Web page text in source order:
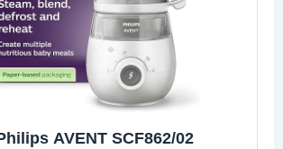
AVENT SCF862/02